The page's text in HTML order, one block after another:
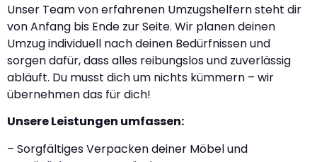
Unser Team von erfahrenen Umzugshelfern steht dir
von Anfang bis Ende zur Seite. Wir planen deinen
Umzug individuell nach deinen Bedürfnissen und
sorgen dafür, dass alles reibungslos und zuverlässig
abläuft. Du musst dich um nichts kümmern – wir
übernehmen das für dich!
Unsere Leistungen umfassen:
– Sorgfältiges Verpacken deiner Möbel und